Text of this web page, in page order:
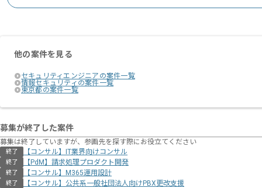
他の案件を見る
セキュリティエンジニアの案件一覧
情報セキュリティの案件一覧
東京都の案件一覧
募集が終了した案件
募集は終了していますが、参画先を探す際にお役立てください
終了 【コンサル】IT業界向けコンサル
終了 【PdM】請求処理プロダクト開発
終了 【コンサル】M365運用設計
終了 【コンサル】公共系一般社団法人向けPBX更改支援